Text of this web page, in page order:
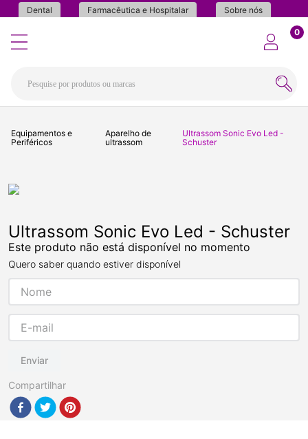
Dental Farmacêutica e Hospitalar Sobre nós
0
Equipamentos e
Periféricos
Aparelho de
ultrassom
Ultrassom Sonic Evo Led -
Schuster
Ultrassom Sonic Evo Led - Schuster
Este produto não está disponível no momento
Quero saber quando estiver disponível
Enviar
Compartilhar